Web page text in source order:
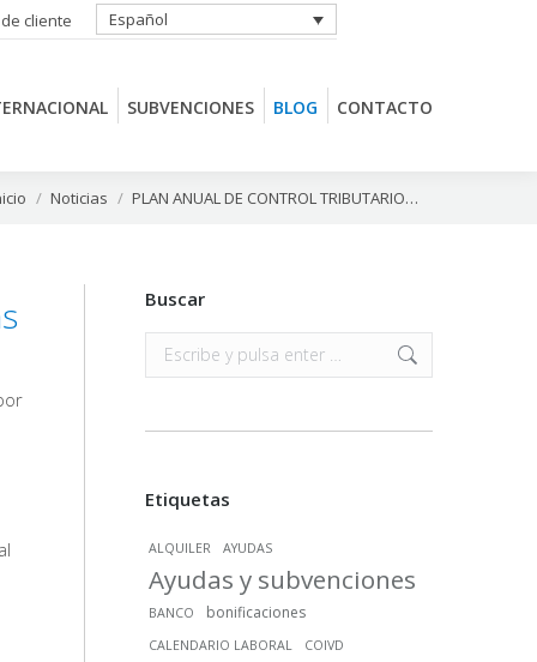
cliente Español
SUBVENCIONES BLOG CONTACTO
aquí:Noticias PLAN ANUAL DE CONTROL TRIBUTARIO…
Buscar
Buscar:
Etiquetas
ALQUILER AYUDAS
Ayudas y subvenciones
BANCO bonificaciones
CALENDARIO LABORAL COIVD